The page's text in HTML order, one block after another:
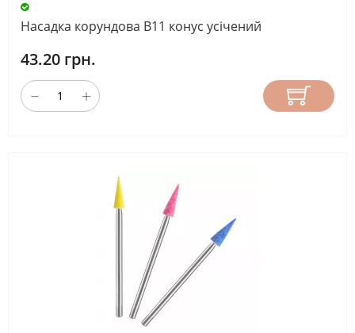
Насадка корундова B11 конус усічений
43.20 грн.